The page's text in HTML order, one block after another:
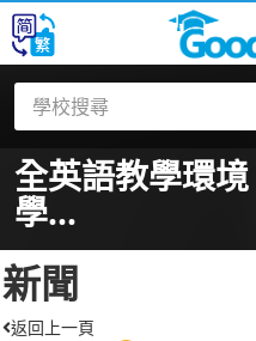
全英語教學環
學...
新聞
返回上一頁